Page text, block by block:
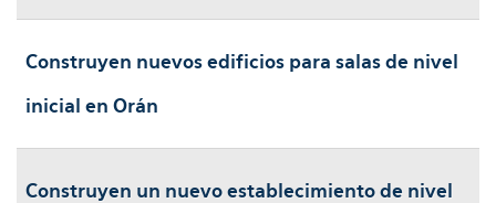
Construyen nuevos edificios para salas de nivel
inicial en Orán
Construyen un nuevo establecimiento de nivel